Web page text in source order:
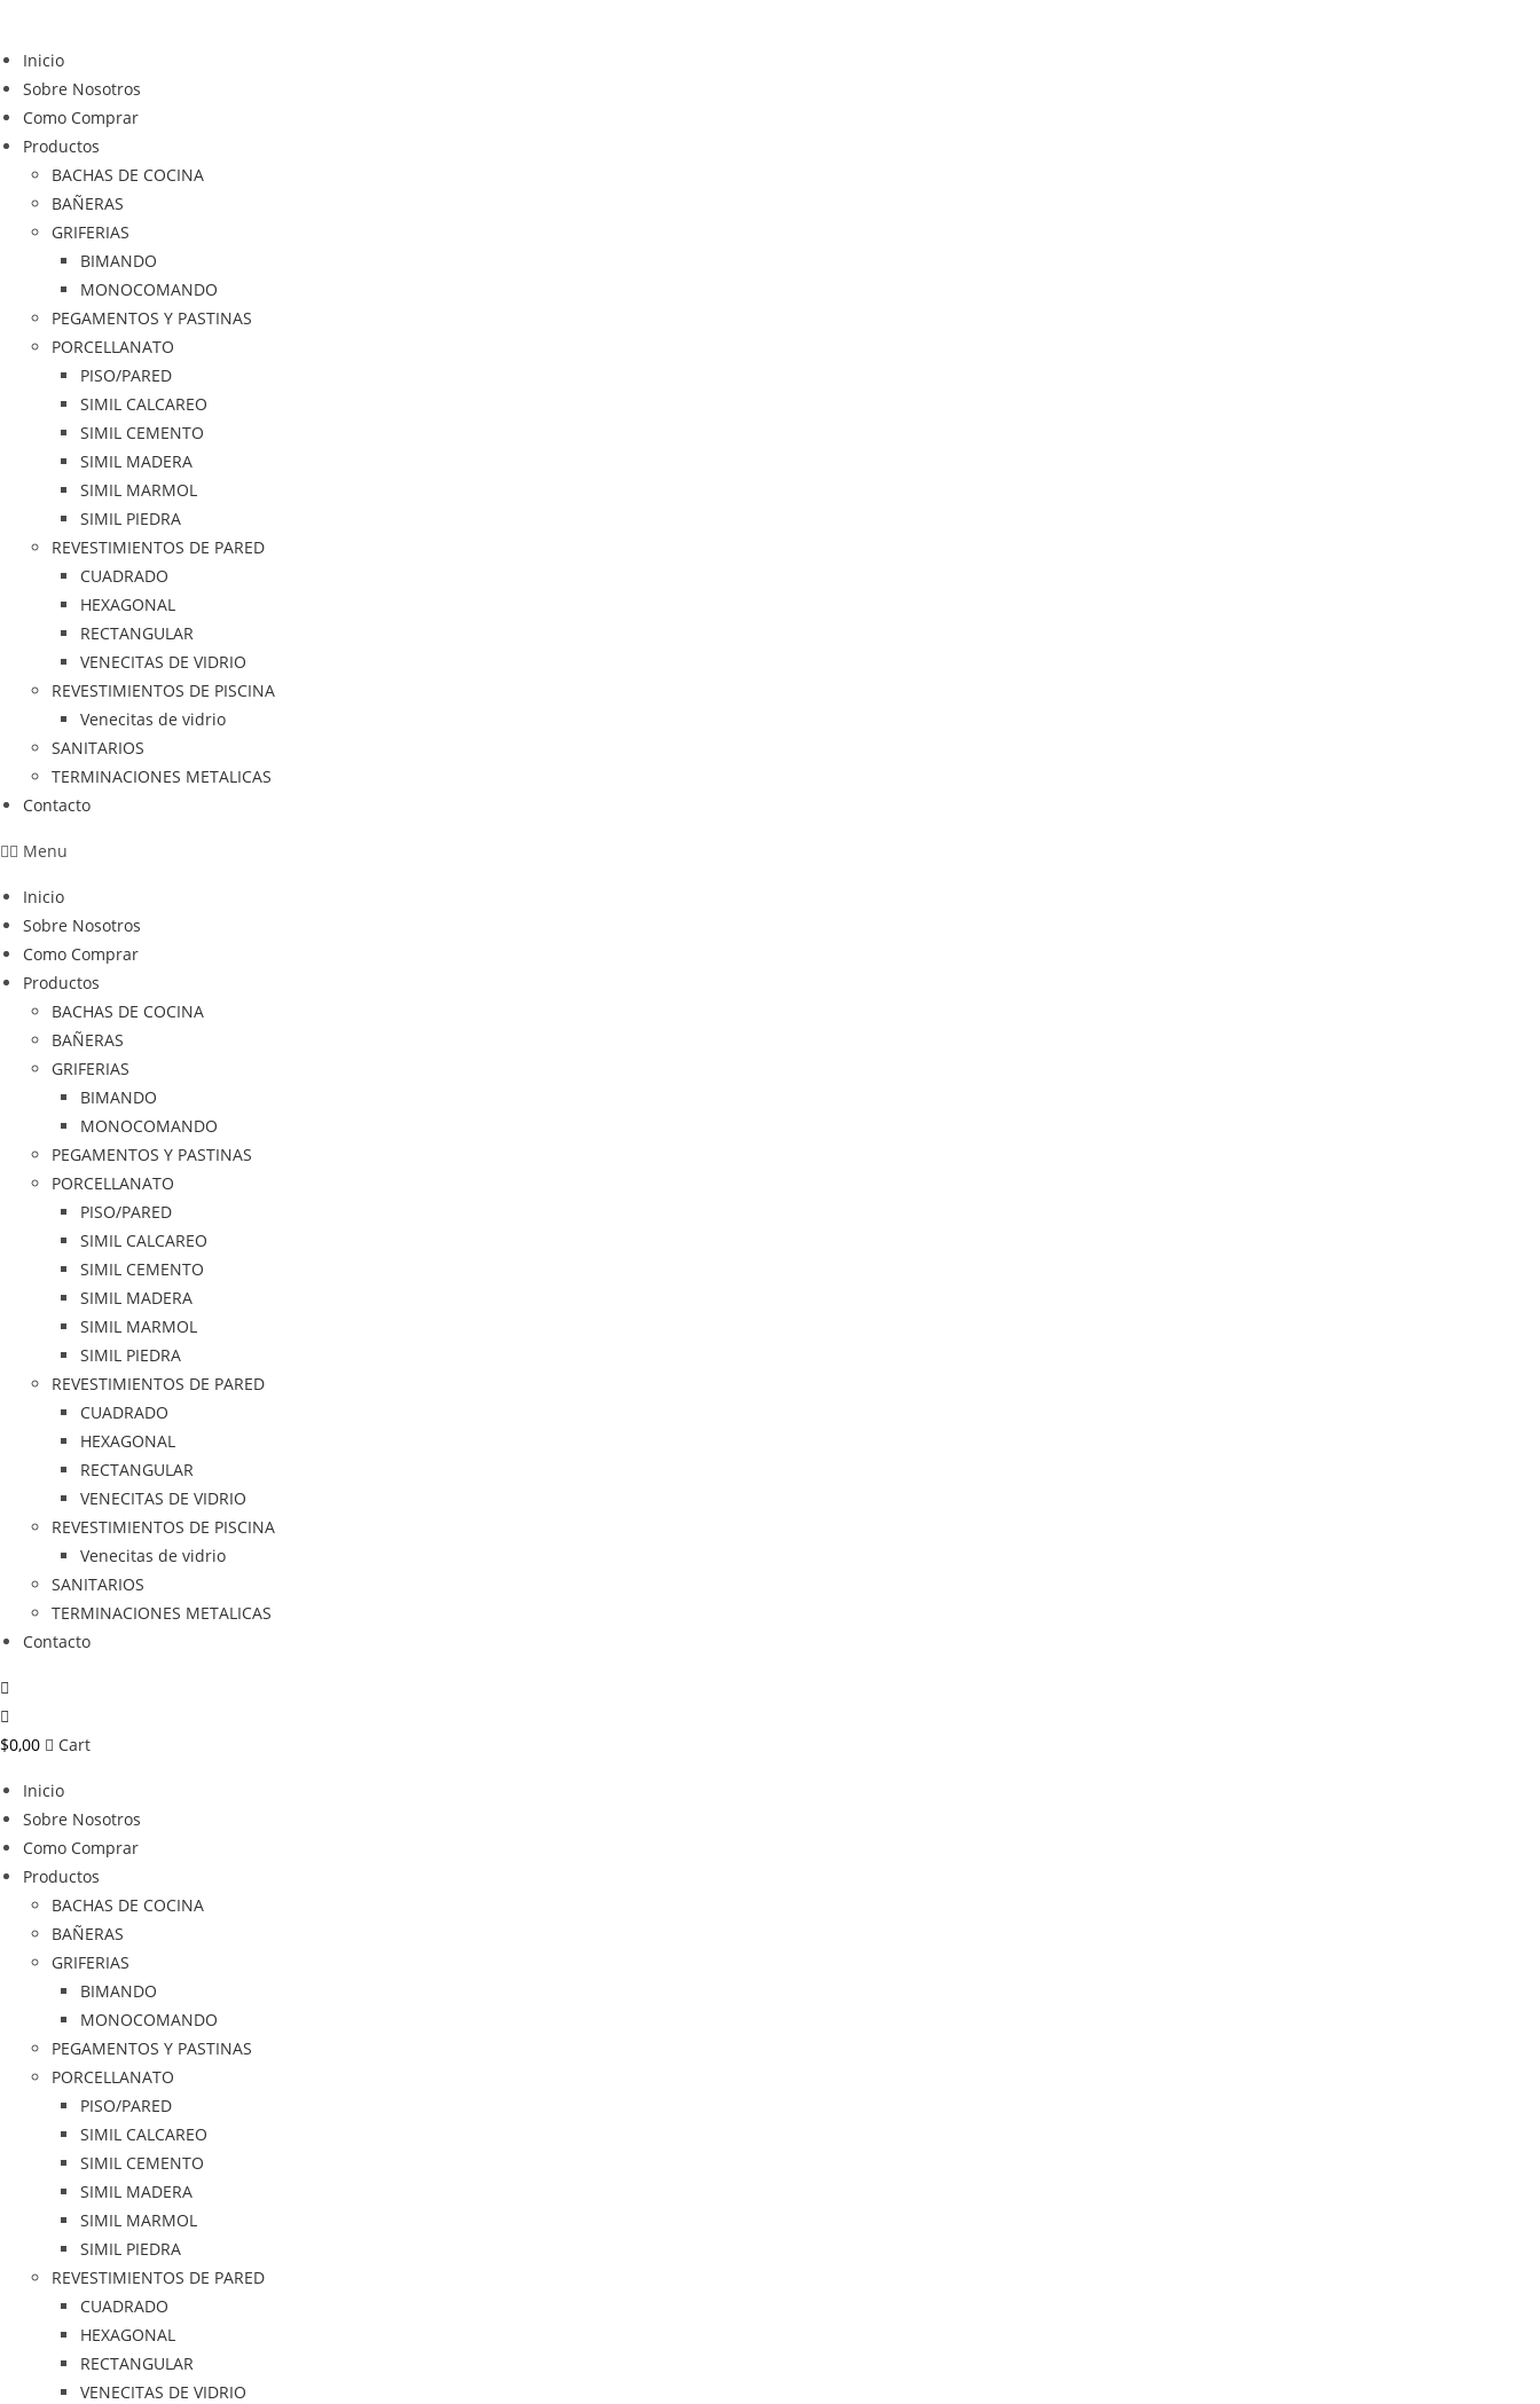
contenido
Inicio
Sobre Nosotros
Como Comprar
Productos
BACHAS DE COCINA
BAÑERAS
GRIFERIAS
BIMANDO
MONOCOMANDO
PEGAMENTOS Y PASTINAS
PORCELLANATO
PISO/PARED
SIMIL CALCAREO
SIMIL CEMENTO
SIMIL MADERA
SIMIL MARMOL
SIMIL PIEDRA
REVESTIMIENTOS DE PARED
CUADRADO
HEXAGONAL
RECTANGULAR
VENECITAS DE VIDRIO
REVESTIMIENTOS DE PISCINA
Venecitas de vidrio
SANITARIOS
TERMINACIONES METALICAS
Contacto
Menu
Inicio
Sobre Nosotros
Como Comprar
Productos
BACHAS DE COCINA
BAÑERAS
GRIFERIAS
BIMANDO
MONOCOMANDO
PEGAMENTOS Y PASTINAS
PORCELLANATO
PISO/PARED
SIMIL CALCAREO
SIMIL CEMENTO
SIMIL MADERA
SIMIL MARMOL
SIMIL PIEDRA
REVESTIMIENTOS DE PARED
CUADRADO
HEXAGONAL
RECTANGULAR
VENECITAS DE VIDRIO
REVESTIMIENTOS DE PISCINA
Venecitas de vidrio
SANITARIOS
TERMINACIONES METALICAS
Contacto
$0,00 Cart
Inicio
Sobre Nosotros
Como Comprar
Productos
BACHAS DE COCINA
BAÑERAS
GRIFERIAS
BIMANDO
MONOCOMANDO
PEGAMENTOS Y PASTINAS
PORCELLANATO
PISO/PARED
SIMIL CALCAREO
SIMIL CEMENTO
SIMIL MADERA
SIMIL MARMOL
SIMIL PIEDRA
REVESTIMIENTOS DE PARED
CUADRADO
HEXAGONAL
RECTANGULAR
VENECITAS DE VIDRIO